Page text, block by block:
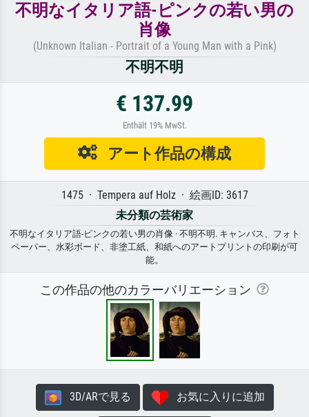
不明なイタリア語-ピンクの若い男の
肖像
(Unknown Italian - Portrait of a Young Man with a Pink)
不明不明
€ 137.99
Enthält 19% MwSt.
アート作品の構成
1475 · Tempera auf Holz · 絵画ID: 3617
未分類の芸術家
不明なイタリア語-ピンクの若い男の肖像 · 不明不明. キャンバス、フォト
ペーパー、水彩ボード、非塗工紙、和紙へのアートプリントの印刷が可
能。
この作品の他のカラーバリエーション
3D/ARで見る お気に入りに追加